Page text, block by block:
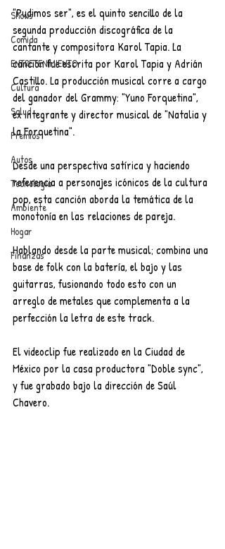
dinamicaseltrendytop@gmail.com
Shows
Comida
ENTRETENIMIENTO
Cultura
Salud
Premios
Autos
Tecnología
Ambiente
Hogar
Finanzas
"Pudimos ser", es el quinto sencillo de la
segunda producción discográfica de la
cantante y compositora Karol Tapia. La
canción fue escrita por Karol Tapia y Adrián
Castillo. La producción musical corre a cargo
del ganador del Grammy: "Yuno Forquetina",
ex integrante y director musical de "Natalia y
la Forquetina".
Desde una perspectiva satírica y haciendo
referencia a personajes icónicos de la cultura
pop, esta canción aborda la temática de la
monotonía en las relaciones de pareja.
Hablando desde la parte musical; combina una
base de folk con la batería, el bajo y las
guitarras, fusionando todo esto con un
arreglo de metales que complementa a la
perfección la letra de este track.
El videoclip fue realizado en la Ciudad de
México por la casa productora "Doble sync",
y fue grabado bajo la dirección de Saúl
Chavero.